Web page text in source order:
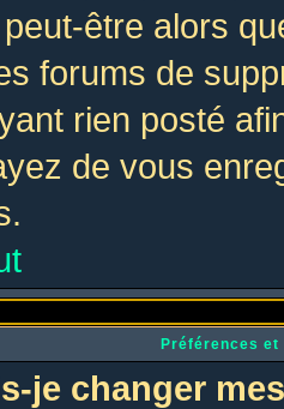
être alors
forums de
rien posté
de vous
Préférences
je changer